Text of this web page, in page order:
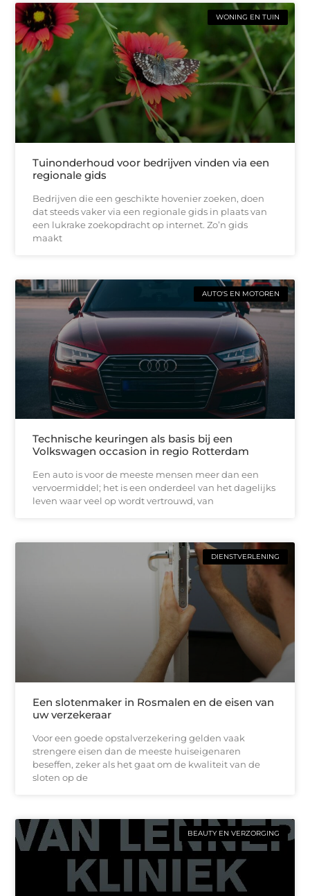
WONING EN TUIN
Tuinonderhoud voor bedrijven vinden via een
regionale gids
Bedrijven die een geschikte hovenier zoeken, doen
dat steeds vaker via een regionale gids in plaats van
een lukrake zoekopdracht op internet. Zo’n gids
maakt
AUTO'S EN MOTOREN
Technische keuringen als basis bij een
Volkswagen occasion in regio Rotterdam
Een auto is voor de meeste mensen meer dan een
vervoermiddel; het is een onderdeel van het dagelijks
leven waar veel op wordt vertrouwd, van
DIENSTVERLENING
Een slotenmaker in Rosmalen en de eisen van
uw verzekeraar
Voor een goede opstalverzekering gelden vaak
strengere eisen dan de meeste huiseigenaren
beseffen, zeker als het gaat om de kwaliteit van de
sloten op de
BEAUTY EN VERZORGING